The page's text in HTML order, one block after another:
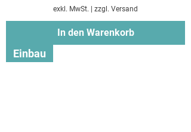
exkl. MwSt. | zzgl. Versand
In den Warenkorb
Einbau